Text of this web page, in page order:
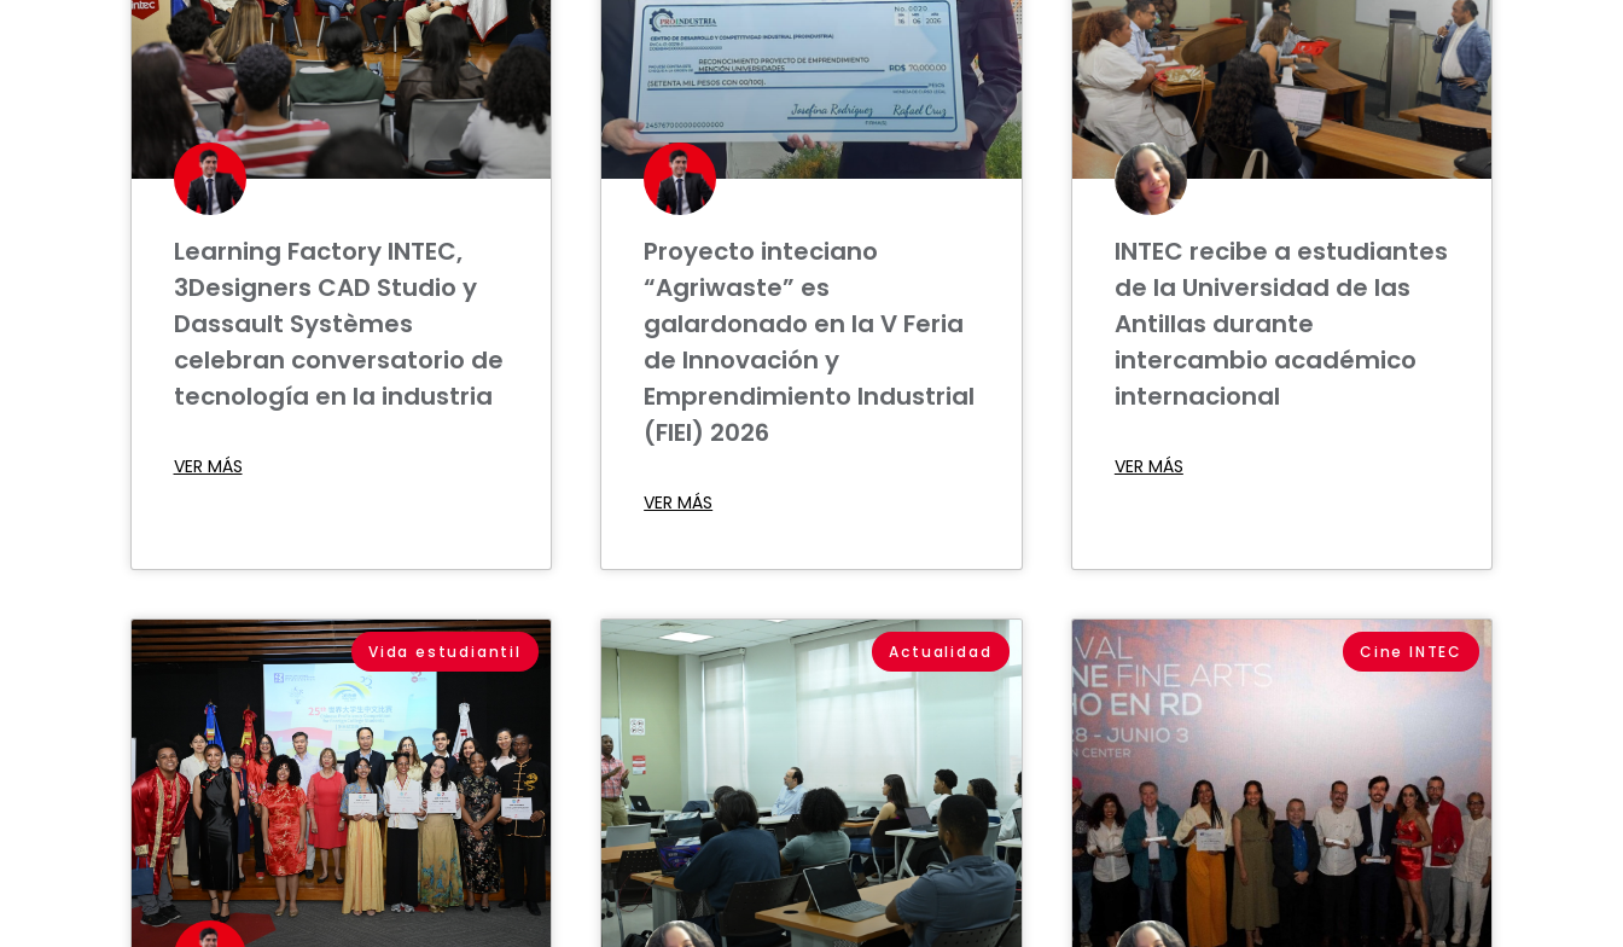
Learning Factory INTEC,
3Designers CAD Studio y
Dassault Systèmes
celebran conversatorio de
tecnología en la industria
VER MÁS
Proyecto inteciano
“Agriwaste” es
galardonado en la V Feria
de Innovación y
Emprendimiento Industrial
(FIEI) 2026
VER MÁS
INTEC recibe a estudiantes
de la Universidad de las
Antillas durante
intercambio académico
internacional
VER MÁS
Vida estudiantil Actualidad Cine INTEC